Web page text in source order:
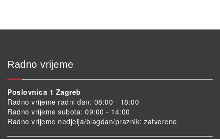
Radno vrijeme
Poslovnica 1 Zagreb
Radno vrijeme radni dan: 08:00 - 18:00
Radno vrijeme subota: 09:00 - 14:00
Radno vrijeme nedjelja/blagdan/praznik: zatvoreno